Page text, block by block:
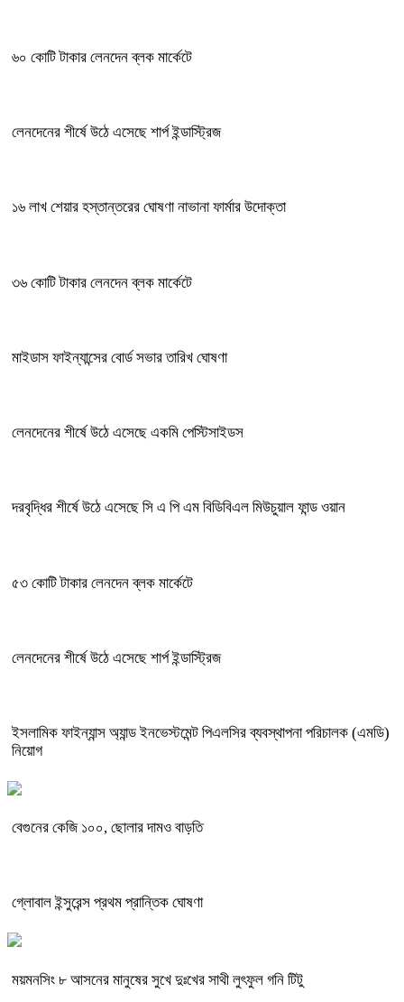
৬০ কোটি টাকার লেনদেন ব্লক মার্কেটে
লেনদেনের শীর্ষে উঠে এসেছে শার্প ইন্ডাস্ট্রিজ
১৬ লাখ শেয়ার হস্তান্তরের ঘোষণা নাভানা ফার্মার উদোক্তা
৩৬ কোটি টাকার লেনদেন ব্লক মার্কেটে
মাইডাস ফাইন্যান্সের বোর্ড সভার তারিখ ঘোষণা
লেনদেনের শীর্ষে উঠে এসেছে একমি পেস্টিসাইডস
দরবৃদ্ধির শীর্ষে উঠে এসেছে সি এ পি এম বিডিবিএল মিউচুয়াল ফান্ড ওয়ান
৫৩ কোটি টাকার লেনদেন ব্লক মার্কেটে
লেনদেনের শীর্ষে উঠে এসেছে শার্প ইন্ডাস্ট্রিজ
ইসলামিক ফাইন্যান্স অ্যান্ড ইনভেস্টমেন্ট পিএলসির ব্যবস্থাপনা পরিচালক (এমডি)
নিয়োগ
বেগুনের কেজি ১০০, ছোলার দামও বাড়তি
গ্লোবাল ইন্সুরেন্স প্রথম প্রান্তিক ঘোষণা
ময়মনসিং ৮ আসনের মানুষের সুখে দুঃখের সাথী লুৎফুল গনি টিটু